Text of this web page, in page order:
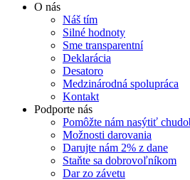
O nás
Náš tím
Silné hodnoty
Sme transparentní
Deklarácia
Desatoro
Medzinárodná spolupráca
Kontakt
Podporte nás
Pomôžte nám nasýtiť
Možnosti darovania
Darujte nám 2% z dane
Staňte sa dobrovoľníkom
Dar zo závetu